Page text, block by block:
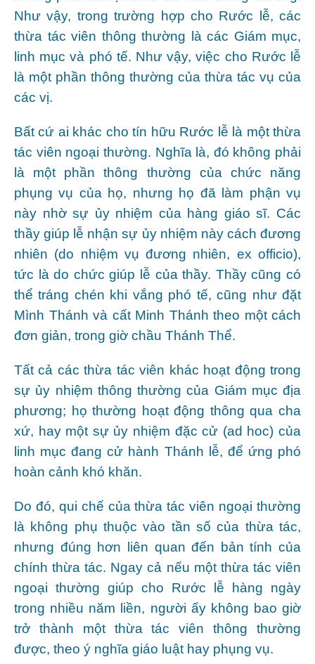
Như vậy, trong trường hợp cho Rước lễ, các
thừa tác viên thông thường là các Giám mục,
linh mục và phó tế. Như vậy, việc cho Rước lễ
là một phần thông thường của thừa tác vụ của
các vị.
Bất cứ ai khác cho tín hữu Rước lễ là một thừa
tác viên ngoại thường. Nghĩa là, đó không phải
là một phần thông thường của chức năng
phụng vụ của họ, nhưng họ đã làm phận vụ
này nhờ sự ủy nhiệm của hàng giáo sĩ. Các
thầy giúp lễ nhận sự ủy nhiệm này cách đương
nhiên (do nhiệm vụ đương nhiên, ex officio),
tức là do chức giúp lễ của thầy. Thầy cũng có
thể tráng chén khi vắng phó tế, cũng như đặt
Mình Thánh và cất Minh Thánh theo một cách
đơn giản, trong giờ chầu Thánh Thể.
Tất cả các thừa tác viên khác hoạt động trong
sự ủy nhiệm thông thường của Giám mục địa
phương; họ thường hoạt động thông qua cha
xứ, hay một sự ủy nhiệm đặc cử (ad hoc) của
linh mục đang cử hành Thánh lễ, để ứng phó
hoàn cảnh khó khăn.
Do đó, qui chế của thừa tác viên ngoại thường
là không phụ thuộc vào tần số của thừa tác,
nhưng đúng hơn liên quan đến bản tính của
chính thừa tác. Ngay cả nếu một thừa tác viên
ngoại thường giúp cho Rước lễ hàng ngày
trong nhiều năm liền, người ấy không bao giờ
trở thành một thừa tác viên thông thường
được, theo ý nghĩa giáo luật hay phụng vụ.